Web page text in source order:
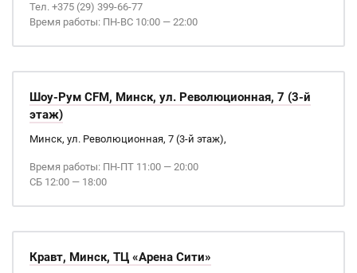
Тел. +375 (29) 399-66-77
Время работы: ПН-ВС 10:00 — 22:00
Шоу-Рум CFM, Минск, ул. Революционная, 7 (3-й
этаж)
Минск, ул. Революционная, 7 (3-й этаж),
Время работы: ПН-ПТ 11:00 — 20:00
СБ 12:00 — 18:00
Кравт, Минск, ТЦ «Арена Сити»